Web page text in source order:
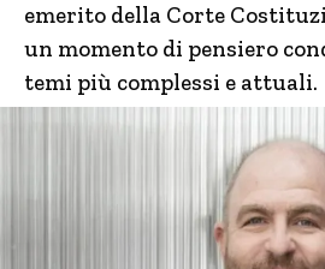
emerito della Corte
un momento di pensiero
temi più complessi e attuali.